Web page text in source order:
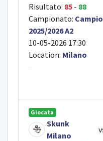
Risultato: 85 - 88
Campionato:
2025/2026 A2
10-05-2026 17:30
Location: Milano
Giocata
Skunk
Milano